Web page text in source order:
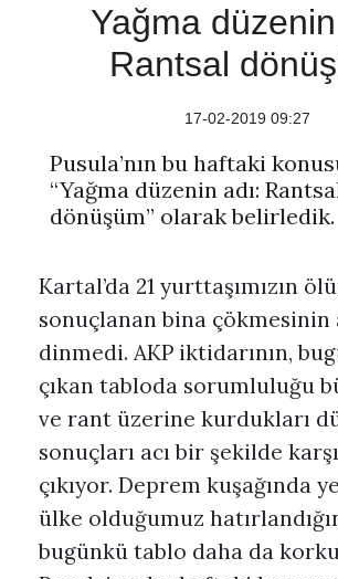
Yağma düzenin
Rantsal
17-02-2019 09:27
Pusula’nın bu haftaki
“Yağma düzenin adı:
dönüşüm” olarak belirledik.
Kartal’da 21 yurttaşımızın
sonuçlanan bina çökmesinin
dinmedi. AKP iktidarının,
çıkan tabloda sorumluluğu
ve rant üzerine kurdukları
sonuçları acı bir şekilde
çıkıyor. Deprem kuşağında
ülke olduğumuz
bugünkü tablo daha da